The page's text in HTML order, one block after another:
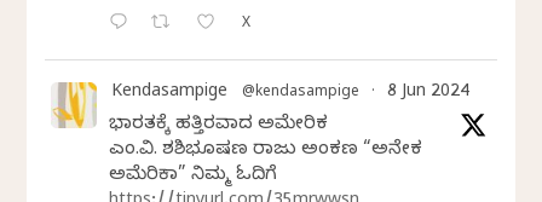
X
Kendasampige @kendasampige · 8 Jun 2024
ಭಾರತಕ್ಕೆ ಹತ್ತಿರವಾದ ಅಮೇರಿಕ
ಎಂ.ವಿ. ಶಶಿಭೂಷಣ ರಾಜು ಅಂಕಣ “ಅನೇಕ
ಅಮೆರಿಕಾ” ನಿಮ್ಮ ಓದಿಗೆ